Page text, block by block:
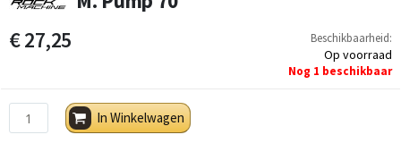
€ 27,25 Beschikbaarheid:
Op voorraad
Nog 1 beschikbaar
In Winkelwagen